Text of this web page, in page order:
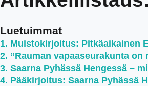
Luetuimmat
Muistokirjoitus: Pitkäaikainen
”Rauman vapaaseurakunta
Saarna Pyhässä Hengessä –
Pääkirjoitus: Saarna Pyhässä